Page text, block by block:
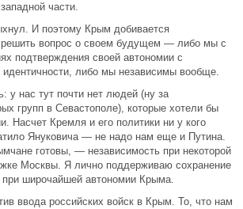
части.
И поэтому Крым добивается
вопрос о своем будущем — либо мы с
подтверждения своей автономии с
идентичности, либо мы независимы вообще.
у нас тут почти нет людей (ну за
групп в Севастополе), которые хотели бы
Насчет Кремля и его политики ни у кого
Януковича — не надо нам еще и Путина.
готовы, — независимость при некоторой
Москвы. Я лично поддерживаю сохранение
при широчайшей автономии Крыма.
ввода российских войск в Крым. То, что нам